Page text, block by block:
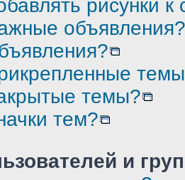
рисунки
объявления?
темы?
тем?
и